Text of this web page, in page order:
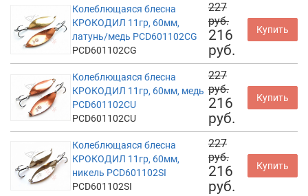
Колеблющаяся блесна
КРОКОДИЛ 11гр, 60мм,
латунь/медь PCD601102CG
PCD601102CG
227
руб.
216
руб.
Купить
Колеблющаяся блесна
КРОКОДИЛ 11гр, 60мм, медь
PCD601102CU
PCD601102CU
227
руб.
216
руб.
Купить
Колеблющаяся блесна
КРОКОДИЛ 11гр, 60мм,
никель PCD601102SI
PCD601102SI
227
руб.
216
руб.
Купить